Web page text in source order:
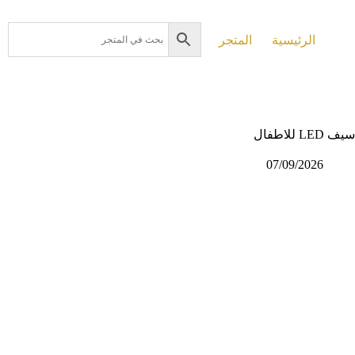
المحتوىالرئيسية المتجر
سيف LED للاطفال
07/09/2026